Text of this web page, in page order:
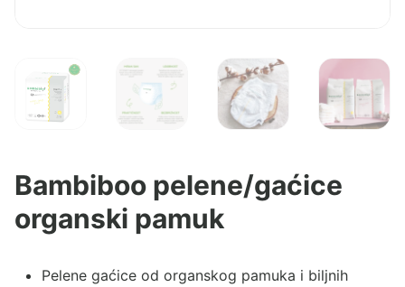
Bambiboo pelene/gaćice
organski pamuk
Pelene gaćice od organskog pamuka i biljnih